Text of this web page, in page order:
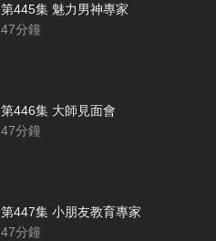
第445集 魅力男神專家
47分鐘
第446集 大師見面會
47分鐘
第447集 小朋友教育專家
47分鐘